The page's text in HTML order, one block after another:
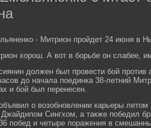
- Митрион пройдет 24 июня в
хорош. А вот в борьбе он слабее,
должен был провести бой
до начала поединка 38-летний
и бой был перенесен.
о возобновлении карьеры
Сингхом, а также победил
побед и четыре поражения в